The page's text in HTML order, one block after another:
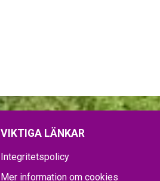
VIKTIGA LÄNKAR
Integritetspolicy
Mer information om cookies